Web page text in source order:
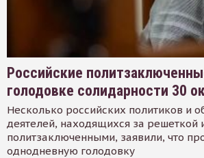
Российские
голодовке солидарности 30
Несколько российских политиков и
деятелей, находящихся за решеткой
политзаключенными, заявили, что
однодневную голодовку